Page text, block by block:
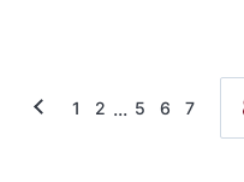
1 2 ... 5 6 7